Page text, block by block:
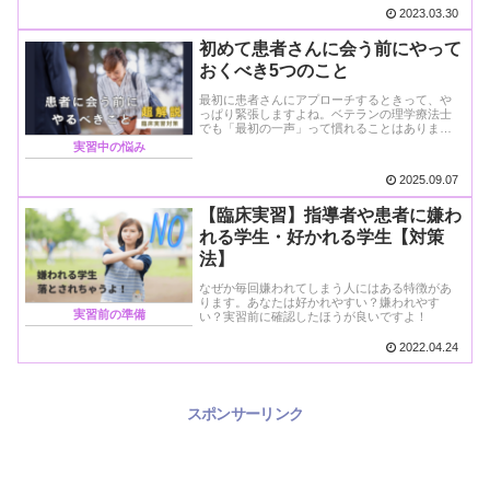
2023.03.30
実習中の悩み
初めて患者さんに会う前にやって
おくべき5つのこと
最初に患者さんにアプローチするときって、や
っぱり緊張しますよね。ベテランの理学療法士
でも「最初の一声」って慣れることはありませ
2025.09.07
実習前の準備
【臨床実習】指導者や患者に嫌わ
れる学生・好かれる学生【対策
法】
なぜか毎回嫌われてしまう人にはある特徴があ
ります。あなたは好かれやすい？嫌われやす
い？実習前に確認したほうが良いですよ！
2022.04.24
スポンサーリンク